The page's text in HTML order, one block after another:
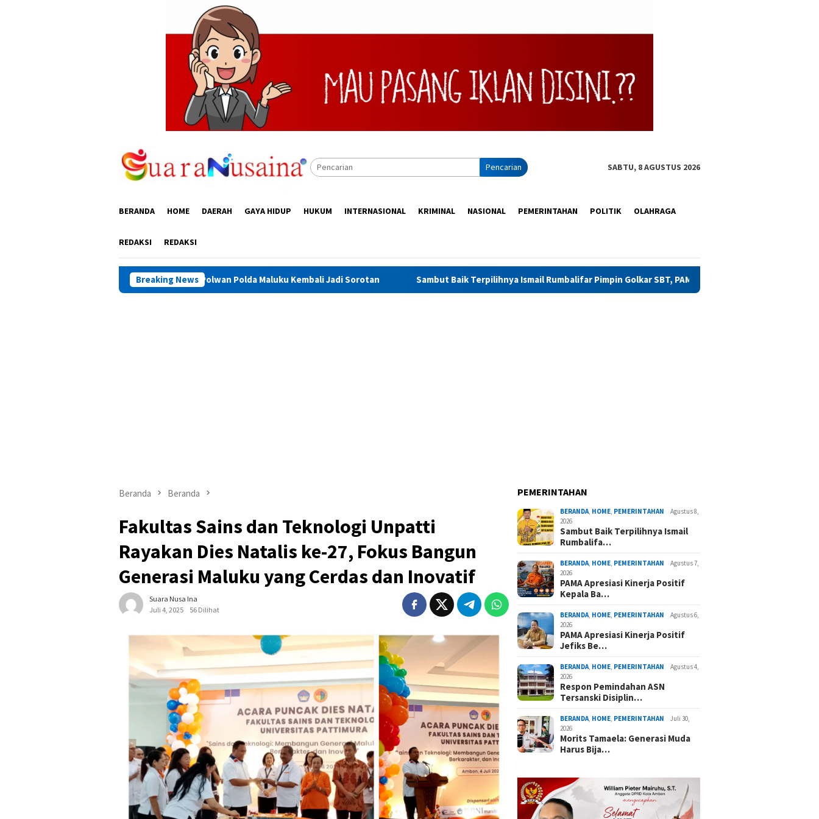
Pencarian SABTU, 8 AGUSTUS 2026
BERANDA HOME DAERAH GAYA HIDUP HUKUM INTERNASIONAL KRIMINAL NASIONAL PEMERINTAHAN POLITIK OLAHRAGA
REDAKSI REDAKSI
Breaking News
di Indekos, Oknum Polwan Polda Maluku Kembali Jadi Sorotan Sambut Baik Terpilihnya Ismail Rumbalifar Pimpin Golkar SBT, PAMA: Beliau Layak
Beranda Beranda
Fakultas Sains dan Teknologi Unpatti
Rayakan Dies Natalis ke-27, Fokus Bangun
Generasi Maluku yang Cerdas dan Inovatif
Suara Nusa Ina
Juli 4, 2025
56 Dilihat
PEMERINTAHAN
BERANDA, HOME, PEMERINTAHAN
Agustus 8,
2026
Sambut Baik Terpilihnya Ismail
Rumbalifa…
BERANDA, HOME, PEMERINTAHAN
Agustus 7,
2026
PAMA Apresiasi Kinerja Positif
Kepala Ba…
BERANDA, HOME, PEMERINTAHAN
Agustus 6,
2026
PAMA Apresiasi Kinerja Positif
Jefiks Be…
BERANDA, HOME, PEMERINTAHAN
Agustus 4,
2026
Respon Pemindahan ASN
Tersanski Disiplin…
BERANDA, HOME, PEMERINTAHAN
Juli 30,
2026
Morits Tamaela: Generasi Muda
Harus Bija…